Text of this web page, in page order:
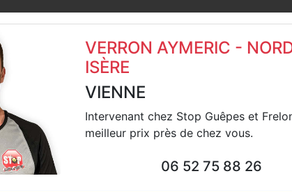
VERRON AYMERIC -
ISÈRE
VIENNE
Intervenant chez Stop Guêpes et
meilleur prix près de chez vous.
06 52 75 88 26